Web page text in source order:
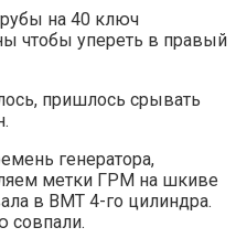
на 40 ключ
чтобы упереть в правый
пришлось срывать
генератора,
метки ГРМ на шкиве
в ВМТ 4-го цилиндра.
совпали.